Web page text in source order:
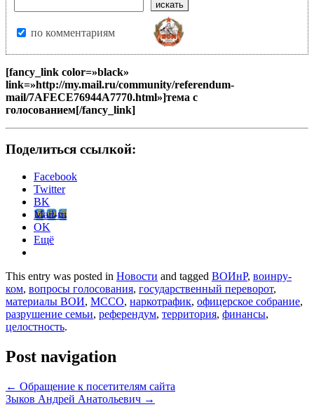
по комментариям
[fancy_link color=»black»
link=»http://my.mail.ru/community/referendum-
mail/7AFECE76944A7770.html»]тема с
голосованием[/fancy_link]
Поделиться ссылкой:
Facebook
Twitter
BK
Mail-ru
OK
Ещё
This entry was posted in Новости and tagged ВОИнР, воинру-
ком, вопросы голосования, государственный переворот,
материалы ВОИ, МССО, наркотрафик, офицерское собрание,
разрушение семьи, референдум, территория, финансы,
целостность.
Post navigation
← Обращение к посетителям сайта
Зыков Андрей Анатольевич →